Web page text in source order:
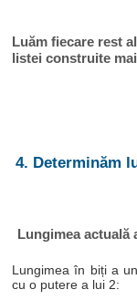
Luăm fiecare rest
listei construite
4. Determinăm
Lungimea actuală
Lungimea în biți a
cu o putere a lui 2: